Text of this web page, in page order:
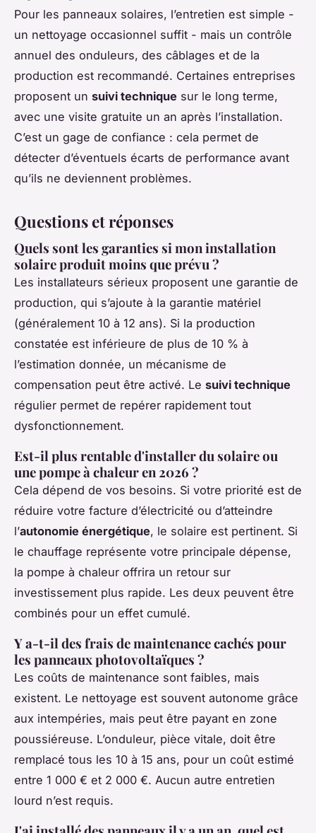
Pour les panneaux solaires, l’entretien est simple -
un nettoyage occasionnel suffit - mais un contrôle
annuel des onduleurs, des câblages et de la
production est recommandé. Certaines entreprises
proposent un suivi technique sur le long terme,
avec une visite gratuite un an après l’installation.
C’est un gage de confiance : cela permet de
détecter d’éventuels écarts de performance avant
qu’ils ne deviennent problèmes.
Questions et réponses
Quels sont les garanties si mon installation
solaire produit moins que prévu ?
Les installateurs sérieux proposent une garantie de
production, qui s’ajoute à la garantie matériel
(généralement 10 à 12 ans). Si la production
constatée est inférieure de plus de 10 % à
l’estimation donnée, un mécanisme de
compensation peut être activé. Le suivi technique
régulier permet de repérer rapidement tout
dysfonctionnement.
Est-il plus rentable d'installer du solaire ou
une pompe à chaleur en 2026 ?
Cela dépend de vos besoins. Si votre priorité est de
réduire votre facture d’électricité ou d’atteindre
l’autonomie énergétique, le solaire est pertinent. Si
le chauffage représente votre principale dépense,
la pompe à chaleur offrira un retour sur
investissement plus rapide. Les deux peuvent être
combinés pour un effet cumulé.
Y a-t-il des frais de maintenance cachés pour
les panneaux photovoltaïques ?
Les coûts de maintenance sont faibles, mais
existent. Le nettoyage est souvent autonome grâce
aux intempéries, mais peut être payant en zone
poussiéreuse. L’onduleur, pièce vitale, doit être
remplacé tous les 10 à 15 ans, pour un coût estimé
entre 1 000 € et 2 000 €. Aucun autre entretien
lourd n’est requis.